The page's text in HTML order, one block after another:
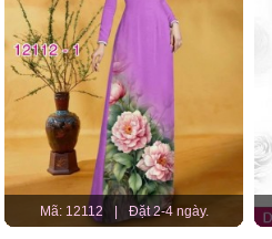
Mã: 12112 | Đặt 2-4 ngày.